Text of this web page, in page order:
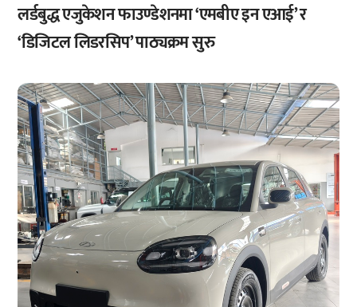
लर्डबुद्ध एजुकेशन फाउण्डेशनमा ‘एमबीए इन एआई’ र
‘डिजिटल लिडरसिप’ पाठ्यक्रम सुरु